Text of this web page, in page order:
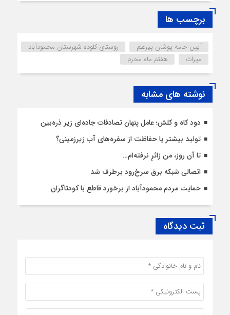
برچسب ها
آیین جامه پوشان پیرعلم
روستای کلوده شهرستان محمودآباد
میراث
هفتم ماه محرم
نوشته های مشابه
دود کاه و کلش؛ عامل پنهان تصادفات جاده‌ای زیر ذره‌بین
تولید بیشتر یا حفاظت از سفره‌های آب زیرزمینی؟
تا آن روز، من زائرِ نرفته‌ام…
اتصالی شبکه برق سرخ‌رود برطرف شد
حمایت مردم محمودآباد از برخورد قاطع با کودتاگران
ثبت دیدگاه